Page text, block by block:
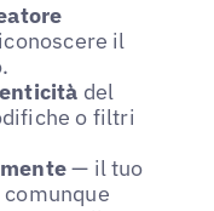
il
del
o filtri
— il tuo